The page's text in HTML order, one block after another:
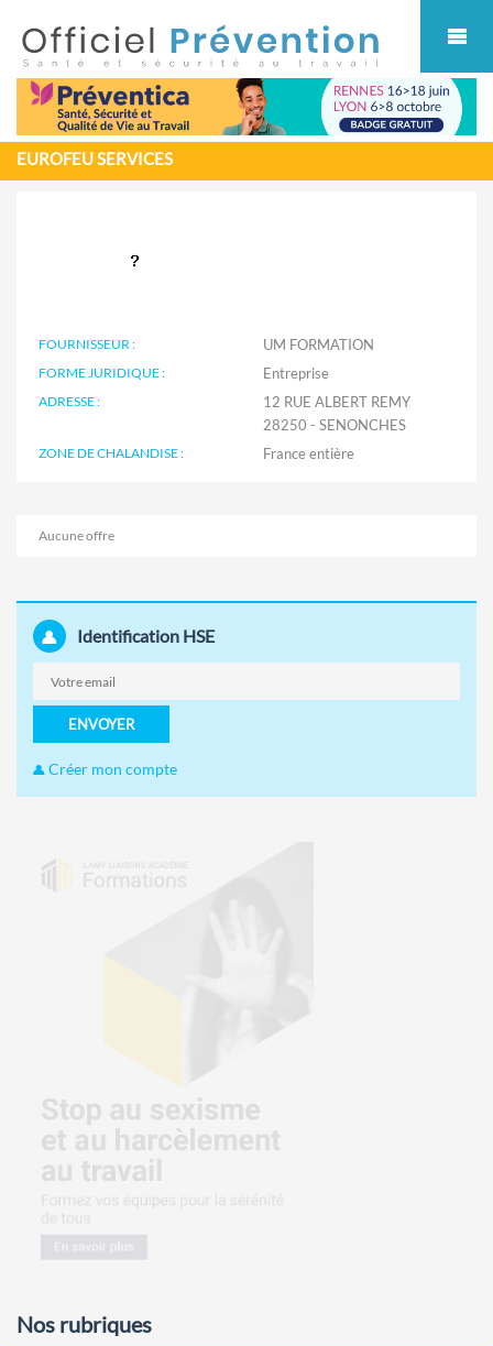
EUROFEU SERVICES
FOURNISSEUR : UM FORMATION
FORME JURIDIQUE : Entreprise
ADRESSE :
12 RUE ALBERT REMY
28250 - SENONCHES
ZONE DE CHALANDISE :
Aucune offre
Identification HSE
ENVOYER
Créer mon compte
Nos rubriques